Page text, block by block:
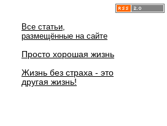
Все статьи,
размещённые на сайте
Просто хорошая жизнь
Жизнь без страха - это
другая жизнь!